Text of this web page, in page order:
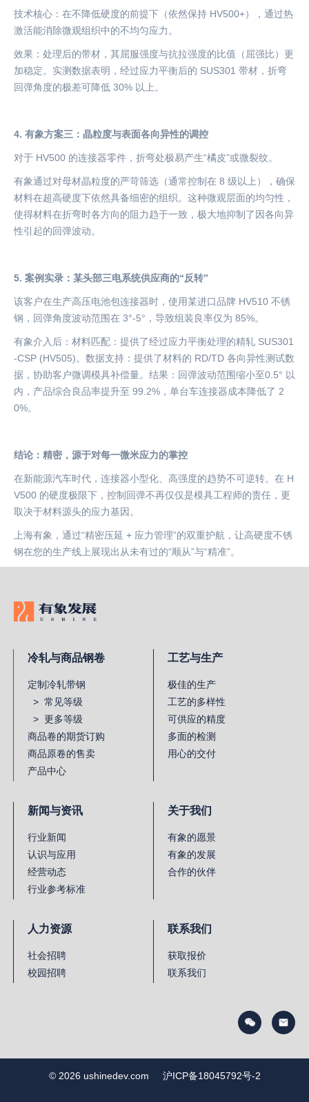
技术核心：在不降低硬度的前提下（依然保持 HV500+），通过热
激活能消除微观组织中的不均匀应力。
效果：处理后的带材，其屈服强度与抗拉强度的比值（屈强比）更
加稳定。实测数据表明，经过应力平衡后的 SUS301 带材，折弯
回弹角度的极差可降低 30% 以上。
4. 有象方案三：晶粒度与表面各向异性的调控
对于 HV500 的连接器零件，折弯处极易产生“橘皮”或微裂纹。
有象通过对母材晶粒度的严苛筛选（通常控制在 8 级以上），确保
材料在超高硬度下依然具备细密的组织。这种微观层面的均匀性，
使得材料在折弯时各方向的阻力趋于一致，极大地抑制了因各向异
性引起的回弹波动。
5. 案例实录：某头部三电系统供应商的“反转”
该客户在生产高压电池包连接器时，使用某进口品牌 HV510 不锈
钢，回弹角度波动范围在 3°-5° ，导致组装良率仅为 85%。
有象介入后：材料匹配：提供了经过应力平衡处理的精轧 SUS301
-CSP (HV505)。数据支持：提供了材料的 RD/TD 各向异性测试数
据，协助客户微调模具补偿量。结果：回弹波动范围缩小至0.5° 以
内，产品综合良品率提升至 99.2%，单台车连接器成本降低了 2
0%。
结论：精密，源于对每一微米应力的掌控
在新能源汽车时代，连接器小型化、高强度的趋势不可逆转。在 H
V500 的硬度极限下，控制回弹不再仅仅是模具工程师的责任，更
取决于材料源头的应力基因。
上海有象，通过“精密压延 + 应力管理”的双重护航，让高硬度不锈
钢在您的生产线上展现出从未有过的“顺从”与“精准”。
冷轧与商品钢卷
定制冷轧带钢
> 常见等级
> 更多等级
商品卷的期货订购
商品原卷的售卖
产品中心
工艺与生产
极佳的生产
工艺的多样性
可供应的精度
多面的检测
用心的交付
新闻与资讯
行业新闻
认识与应用
经营动态
行业参考标准
关于我们
有象的愿景
有象的发展
合作的伙伴
人力资源
社会招聘
校园招聘
联系我们
获取报价
联系我们
© 2026 ushinedev.com 沪ICP备18045792号-2